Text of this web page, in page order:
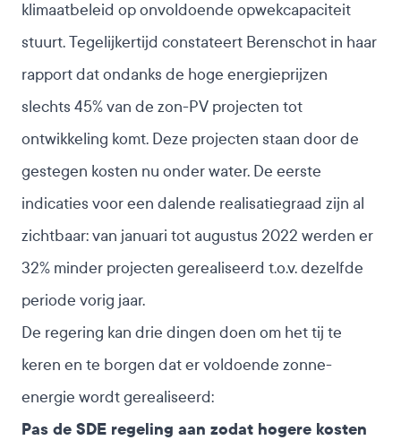
klimaatbeleid op onvoldoende opwekcapaciteit
stuurt. Tegelijkertijd constateert Berenschot in haar
rapport dat ondanks de hoge energieprijzen
slechts 45% van de zon-PV projecten tot
ontwikkeling komt. Deze projecten staan door de
gestegen kosten nu onder water. De eerste
indicaties voor een dalende realisatiegraad zijn al
zichtbaar: van januari tot augustus 2022 werden er
32% minder projecten gerealiseerd t.o.v. dezelfde
periode vorig jaar.
De regering kan drie dingen doen om het tij te
keren en te borgen dat er voldoende zonne-
energie wordt gerealiseerd:
Pas de SDE regeling aan zodat hogere kosten